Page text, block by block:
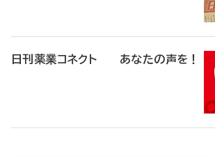
日刊薬業コネクト あなたの声を！